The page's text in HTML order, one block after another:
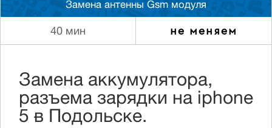
Замена антенны Gsm модуля
40 мин не меняем
Замена аккумулятора,
разъема зарядки на iphone
5 в Подольске.